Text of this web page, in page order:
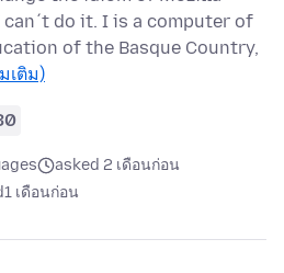
do it. I is a computer of
of the Basque Country,
เติม)
asked 2 เดือนก่อน
1 เดือนก่อน